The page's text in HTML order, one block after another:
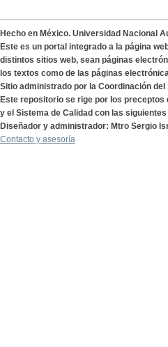
Hecho en México. Universidad Nacional
Este es un portal integrado a la página
distintos sitios web, sean páginas
los textos como de las páginas
Sitio administrado por la Coordinación del
Este repositorio se rige por los
y el Sistema de Calidad con las
Diseñador y administrador: Mtro Sergio
Contacto y asesoría